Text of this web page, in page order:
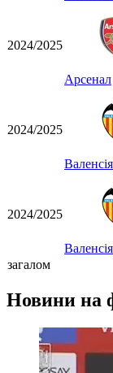
2024/2025
Арсенал
2024/2025
Валенсія
2024/2025
Валенсія
загалом
Новини на